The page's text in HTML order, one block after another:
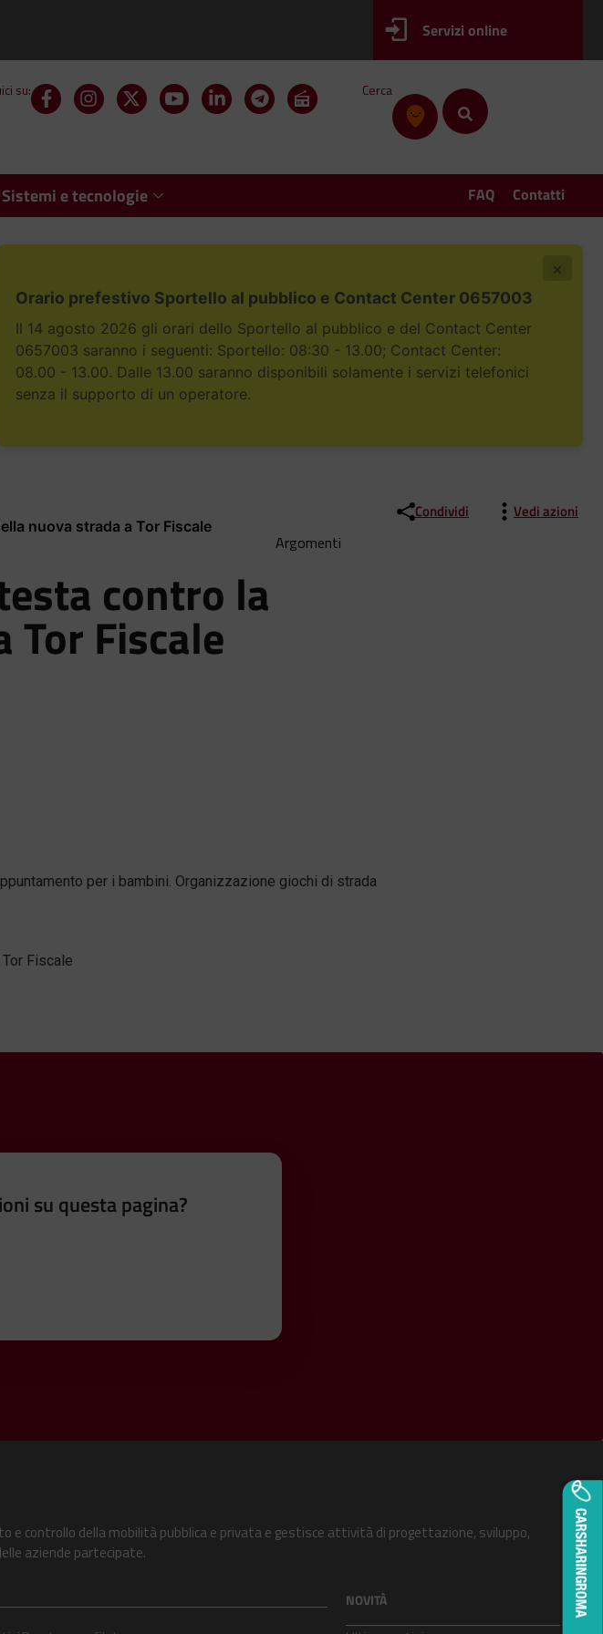
Servizi online
su: Cerca
Sistemi e tecnologie FAQ Contatti
Orario prefestivo Sportello al pubblico e Contact Center 0657003
Il 14 agosto 2026 gli orari dello Sportello al pubblico e del Contact Center
0657003 saranno i seguenti: Sportello: 08:30 - 13.00; Contact Center:
08.00 - 13.00. Dalle 13.00 saranno disponibili solamente i servizi telefonici
senza il supporto di un operatore.
×
nuova strada a Tor Fiscale
contro la
Fiscale
Condividi Vedi azioni
Argomenti
per i bambini. Organizzazione giochi di strada
Fiscale
su questa pagina?
e controllo della mobilità pubblica e privata e gestisce attività di progettazione, sviluppo,
aziende partecipate.
NOVITÀ